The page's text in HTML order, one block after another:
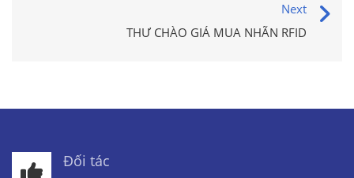
Next
THƯ CHÀO GIÁ MUA NHÃN RFID
Đối tác